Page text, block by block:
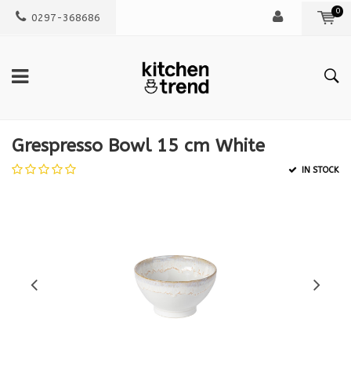
0297-368686
0
Grespresso Bowl 15 cm White
IN STOCK